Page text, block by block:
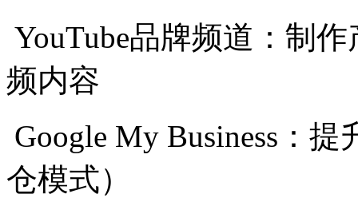
YouTube品牌频道：制
频内容
Google My Business：
仓模式）